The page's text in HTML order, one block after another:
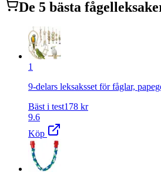
De 5 bästa
1
9-delars leksaksset för fåglar,
Bäst i test178 kr
9.6
Köp